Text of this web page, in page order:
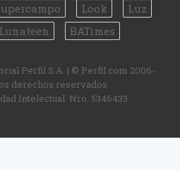
Look
Luz
Lunateen BATimes
Perfil S.A. | © Perfil.com 2006-
derechos reservados
Intelectual: Nro. 5346433